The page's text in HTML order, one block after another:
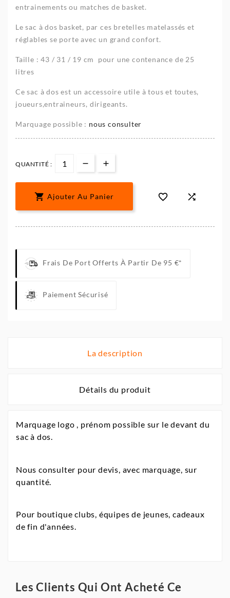
entrainements ou matches de basket.
Le sac à dos basket, par ces bretelles matelassés et
réglables se porte avec un grand confort.
Taille : 43 / 31 / 19 cm pour une contenance de 25
litres
Ce sac à dos est un accessoire utile à tous et toutes,
joueurs,entraineurs, dirigeants.
Marquage possible : nous consulter
QUANTITÉ :
 Ajouter Au Panier  
Frais De Port Offerts À Partir De 95 €*
Paiement Sécurisé
La description
Détails du produit
Marquage logo , prénom possible sur le devant du
sac à dos.
Nous consulter pour devis, avec marquage, sur
quantité.
Pour boutique clubs, équipes de jeunes, cadeaux
de fin d'années.
Les Clients Qui Ont Acheté Ce